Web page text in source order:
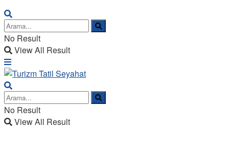
No Result
View All Result
No Result
View All Result